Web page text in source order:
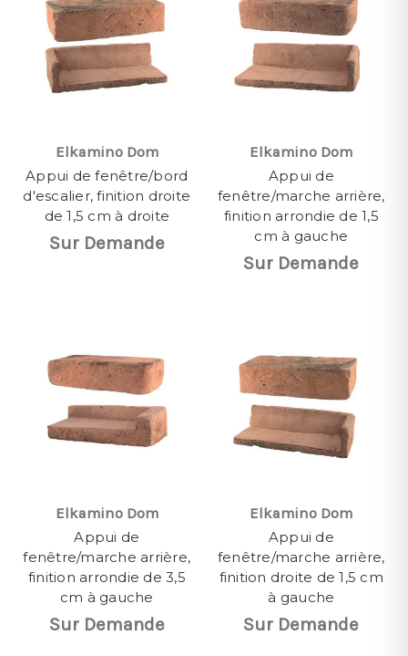
Elkamino Dom
Appui de fenêtre/bord
d'escalier, finition droite
de 1,5 cm à droite
Sur Demande
Elkamino Dom
Appui de
fenêtre/marche arrière,
finition arrondie de 1,5
cm à gauche
Sur Demande
Elkamino Dom
Appui de
fenêtre/marche arrière,
finition arrondie de 3,5
cm à gauche
Sur Demande
Elkamino Dom
Appui de
fenêtre/marche arrière,
finition droite de 1,5 cm
à gauche
Sur Demande